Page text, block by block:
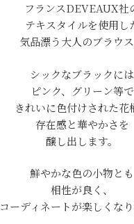
フランスDEVEAUX社
テキスタイルを使用し
気品漂う大人のブラウス
シックなブラックには
ピンク、グリーン等で
きれいに色付けされた花
存在感と華やかさを
醸し出します。
鮮やかな色の小物とも
相性が良く、
コーディネートが楽しくなり